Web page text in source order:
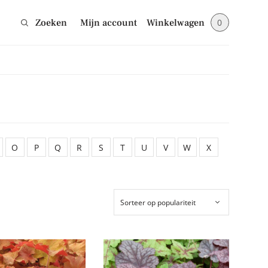
Zoeken Mijn account Winkelwagen 0
O P Q R S T U V W
X